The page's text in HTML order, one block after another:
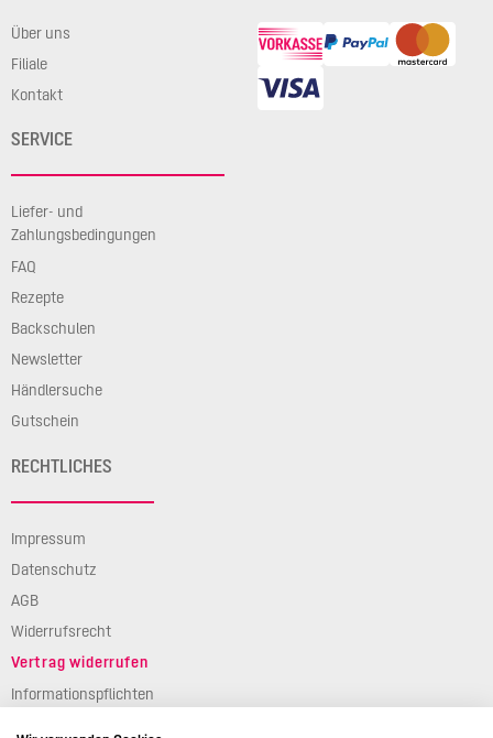
Über uns
Filiale
Kontakt
SERVICE
Liefer- und
Zahlungsbedingungen
FAQ
Rezepte
Backschulen
Newsletter
Händlersuche
Gutschein
RECHTLICHES
Impressum
Datenschutz
AGB
Widerrufsrecht
Vertrag widerrufen
Informationspflichten